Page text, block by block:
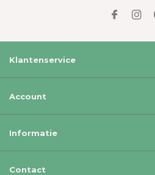
Klantenservice
Account
Informatie
Contact